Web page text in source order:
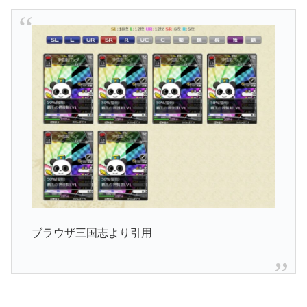
ブラウザ三国志より引用